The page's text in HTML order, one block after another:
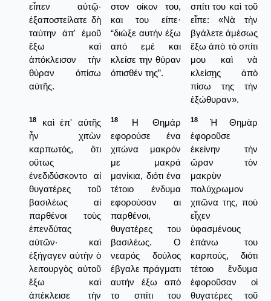
εἶπεν αὐτῷ·
ἐξαποστείλατε δὴ
ταύτην ἀπ' ἐμοῦ
ἔξω καὶ
ἀπόκλεισον τὴν
θύραν ὀπίσω
αὐτῆς.
στον οίκον του,
και του είπε·
“διώξε αυτήν έξω
από εμέ και
κλείσε την θύραν
όπισθέν της”.
σπίτι του καὶ τοῦ
εἶπε: «Νὰ τὴν
βγάλετε ἀμέσως
ἔξω ἀπὸ τὸ σπίτι
μου καὶ νὰ
κλείσῃς ἀπὸ
πίσω της τὴν
ἐξώθυραν».
18
καὶ ἐπ' αὐτῆς
ἦν χιτὼν
καρπωτός, ὅτι
οὕτως
ἐνεδιδύσκοντο αἱ
θυγατέρες τοῦ
βασιλέως αἱ
παρθένοι τοὺς
ἐπενδύτας
αὐτῶν· καὶ
ἐξήγαγεν αὐτὴν ὁ
λειτουργὸς αὐτοῦ
ἔξω καὶ
ἀπέκλεισε τὴν
18
Η Θημάρ
εφορούσε ένα
χιτώνα μακρόν
με μακρά
μανίκια, διότι ένα
τέτοιο ένδυμα
εφορούσαν αι
παρθένοι,
θυγατέρες του
βασιλέως. Ο
νεαρός δούλος
έβγαλε πράγματι
αυτήν έξω από
το σπίτι του
18
Ἡ Θημὰρ
ἐφοροῦσε
ἐκείνην τὴν
ὥραν τὸν
μακρὺν
πολύχρωμον
χιτῶνα της, ποὺ
εἶχεν
ὑφασμένους
ἐπάνω του
καρπούς, διότι
τέτοιο ἔνδυμα
ἐφοροῦσαν οἱ
θυγατέρες τοῦ